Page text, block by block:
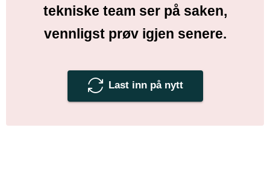
tekniske team ser på saken,
vennligst prøv igjen senere.
Last inn på nytt